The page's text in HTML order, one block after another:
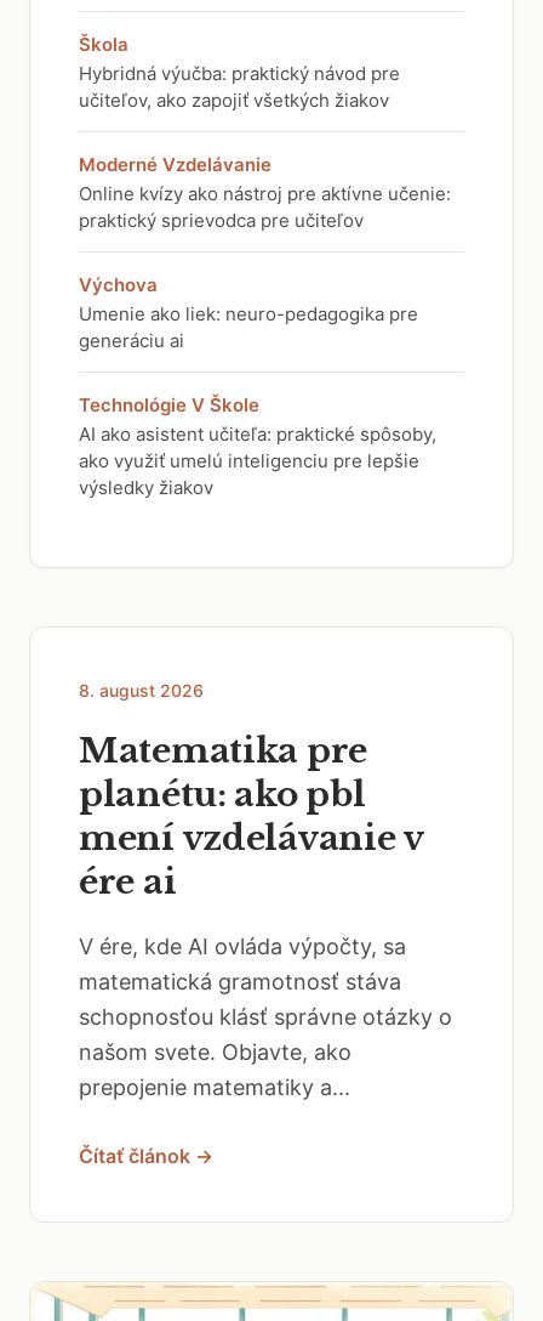
Škola
Hybridná výučba: praktický návod pre
učiteľov, ako zapojiť všetkých žiakov
Moderné Vzdelávanie
Online kvízy ako nástroj pre aktívne učenie:
praktický sprievodca pre učiteľov
Výchova
Umenie ako liek: neuro-pedagogika pre
generáciu ai
Technológie V Škole
AI ako asistent učiteľa: praktické spôsoby,
ako využiť umelú inteligenciu pre lepšie
výsledky žiakov
8. august 2026
Matematika pre
planétu: ako pbl
mení vzdelávanie v
ére ai
V ére, kde AI ovláda výpočty, sa
matematická gramotnosť stáva
schopnosťou klásť správne otázky o
našom svete. Objavte, ako
prepojenie matematiky a...
Čítať článok →